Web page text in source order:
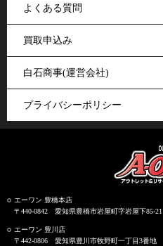
よくある質問
買取申込み
白石商事(運営会社)
プライバシーポリシー
エーワン 豊橋本店
〒440-0842 愛知県豊橋市岩屋町字岩屋下85-21
エーワン 豊川店
〒442-0806 愛知県豊川市牧野町一丁目3番地